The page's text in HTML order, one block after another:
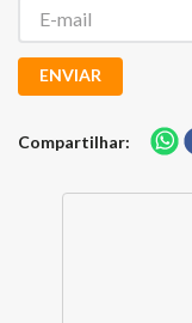
ENVIAR
Compartilhar